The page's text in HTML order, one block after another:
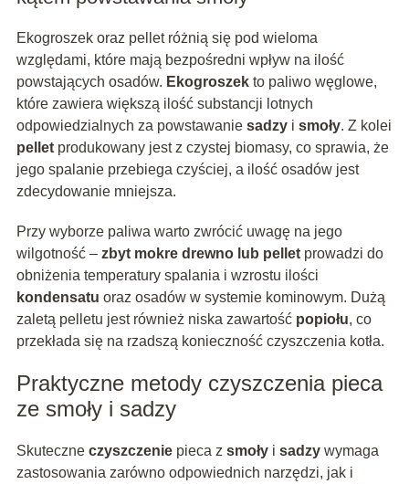
Ekogroszek oraz pellet różnią się pod wieloma
względami, które mają bezpośredni wpływ na ilość
powstających osadów. Ekogroszekto paliwo węglowe,
które zawiera większą ilość substancji lotnych
odpowiedzialnych za powstawanie sadzyi smoły. Z kolei
pelletprodukowany jest z czystej biomasy, co sprawia, że
jego spalanie przebiega czyściej, a ilość osadów jest
zdecydowanie mniejsza.
Przy wyborze paliwa warto zwrócić uwagę na jego
wilgotność – zbyt mokre drewno lub pelletprowadzi do
obniżenia temperatury spalania i wzrostu ilości
kondensatu oraz osadów w systemie kominowym. Dużą
zaletą pelletu jest również niska zawartość popiołu, co
przekłada się na rzadszą konieczność czyszczenia kotła.
Praktyczne metody czyszczenia pieca
ze smoły i sadzy
Skuteczne czyszczeniepieca z smołyi sadzywymaga
zastosowania zarówno odpowiednich narzędzi, jak i